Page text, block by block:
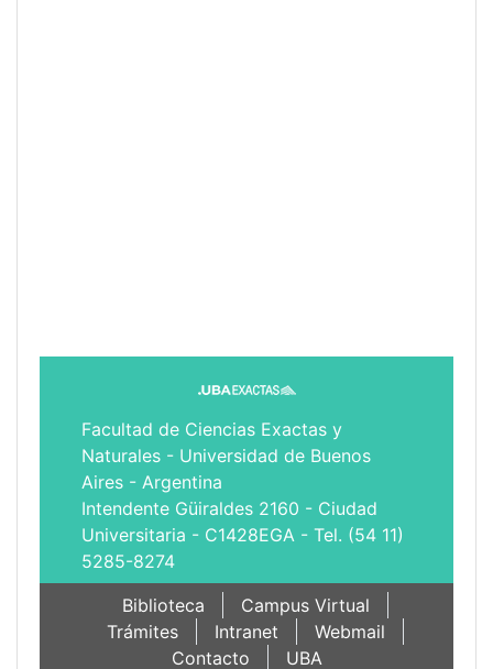
Facultad de Ciencias Exactas y
Naturales - Universidad de Buenos
Aires - Argentina
Intendente Güiraldes 2160 - Ciudad
Universitaria - C1428EGA - Tel. (54 11)
5285-8274
Biblioteca
Campus Virtual
Trámites
Intranet
Webmail
Contacto
UBA